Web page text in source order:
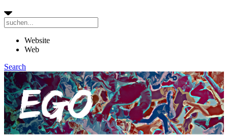
Website
Web
Search